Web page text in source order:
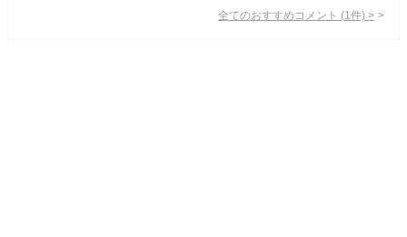
全てのおすすめコメント (1 件) >